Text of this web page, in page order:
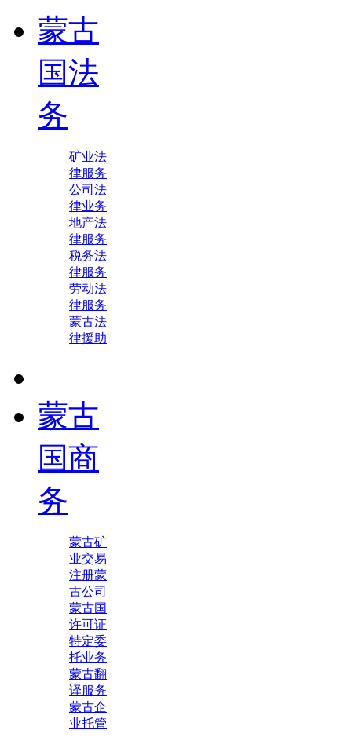
蒙古
国法
务
矿业法
律服务
公司法
律业务
地产法
律服务
税务法
律服务
劳动法
律服务
蒙古法
律援助
蒙古
国商
务
蒙古矿
业交易
注册蒙
古公司
蒙古国
许可证
特定委
托业务
蒙古翻
译服务
蒙古企
业托管